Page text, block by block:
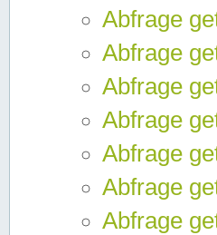
Abfrage
Abfrage
Abfrage
Abfrage
Abfrage
Abfrage
Abfrage